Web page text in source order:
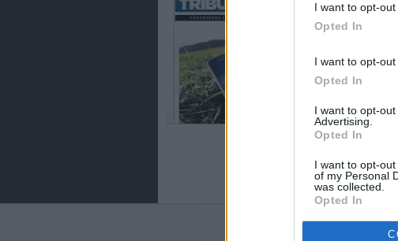
I want to opt-
Opted In
I want to opt-
Opted In
I want to opt-
Advertising.
Opted In
I want to opt-
of my Personal
was collected.
Opted In